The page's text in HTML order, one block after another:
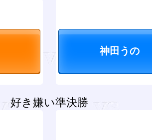
好き嫌い準決勝